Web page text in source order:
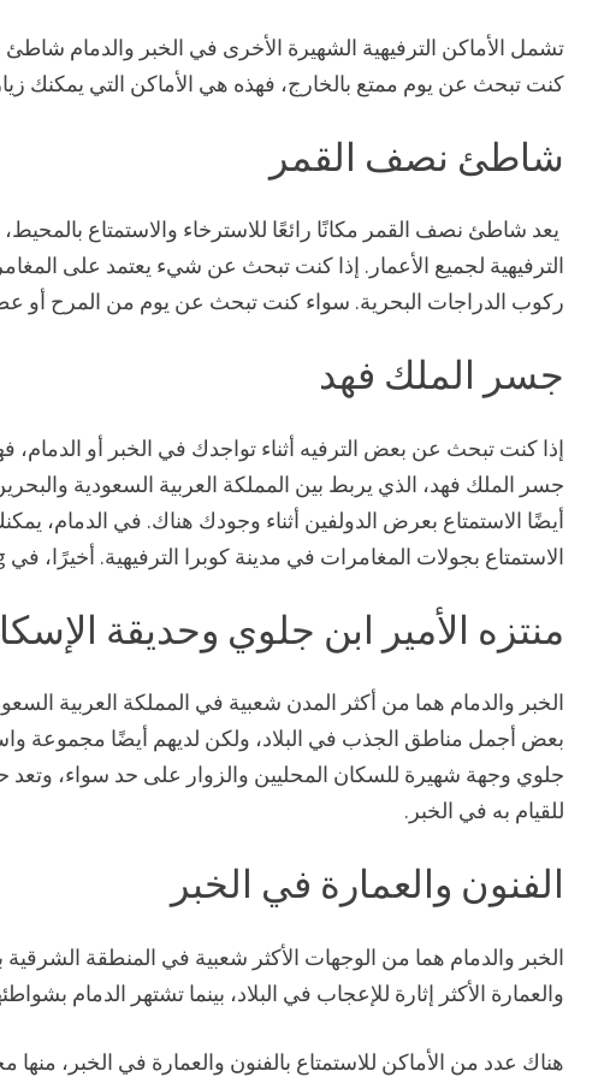
تشمل الأماكن الترفيهية الشهيرة الأخرى في الخبر والدمام
كنت تبحث عن يوم ممتع بالخارج، فهذه هي الأماكن التي يمكنك
شاطئ نصف القمر
يعد شاطئ نصف القمر مكانًا رائعًا للاسترخاء والاستمتاع
الترفيهية لجميع الأعمار. إذا كنت تبحث عن شيء يعتمد على
ركوب الدراجات البحرية. سواء كنت تبحث عن يوم من المرح أو
جسر الملك فهد
إذا كنت تبحث عن بعض الترفيه أثناء تواجدك في الخبر أو الدمام،
جسر الملك فهد، الذي يربط بين المملكة العربية السعودية
أيضًا الاستمتاع بعرض الدولفين أثناء وجودك هناك. في الدمام،
الاستمتاع بجولات المغامرات في مدينة كوبرا الترفيهية. أخيرًا، في Mahara Karting، يمكنك تجربة يدك في السباق.
منتزه الأمير ابن جلوي وحديقة
الخبر والدمام هما من أكثر المدن شعبية في المملكة العربية
بعض أجمل مناطق الجذب في البلاد، ولكن لديهم أيضًا مجموعة
جلوي وجهة شهيرة للسكان المحليين والزوار على حد سواء،
للقيام به في الخبر.
الفنون والعمارة في الخبر
الخبر والدمام هما من الوجهات الأكثر شعبية في المنطقة الشرقية
والعمارة الأكثر إثارة للإعجاب في البلاد، بينما تشتهر الدمام
هناك عدد من الأماكن للاستمتاع بالفنون والعمارة في الخبر،